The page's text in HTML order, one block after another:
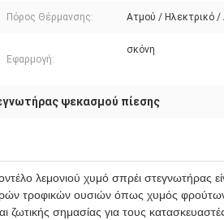
Πόρος Θέρμανσης: Ατμού / Ηλεκτρικό /
Εφαρμογή:
σκόνη
ψεκασμού πίεσης
λεμονιού χυμό σπρέι στεγνωτήρας
τροφικών ουσιών όπως χυμός
ζωτικής σημασίας για τους